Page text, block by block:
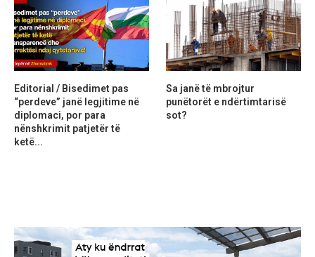
Editorial / Bisedimet pas
“perdeve” janë legjitime në
diplomaci, por para
nënshkrimit patjetër të
ketë...
Sa janë të mbrojtur
punëtorët e ndërtimtarisë
sot?